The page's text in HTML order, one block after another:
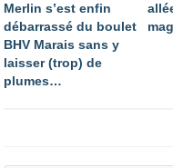
Merlin s’est enfin
débarrassé du boulet
BHV Marais sans y
laisser (trop) de
plumes…